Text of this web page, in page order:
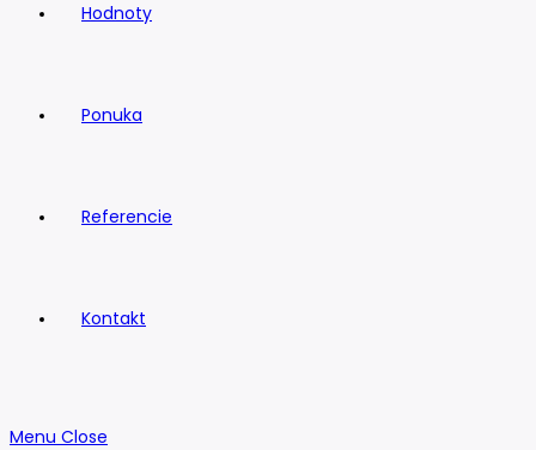
Hodnoty
Ponuka
Referencie
Kontakt
Menu Close